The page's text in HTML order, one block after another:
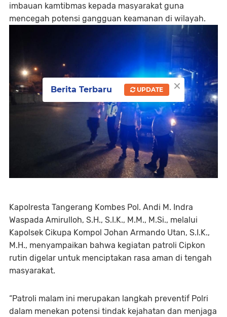
imbauan kamtibmas kepada masyarakat guna
mencegah potensi gangguan keamanan di wilayah.
Kapolresta Tangerang Kombes Pol. Andi M. Indra
Waspada Amirulloh, S.H., S.I.K., M.M., M.Si., melalui
Kapolsek Cikupa Kompol Johan Armando Utan, S.I.K.,
M.H., menyampaikan bahwa kegiatan patroli Cipkon
rutin digelar untuk menciptakan rasa aman di tengah
masyarakat.
“Patroli malam ini merupakan langkah preventif Polri
dalam menekan potensi tindak kejahatan dan menjaga
×
Berita Terbaru UPDATE